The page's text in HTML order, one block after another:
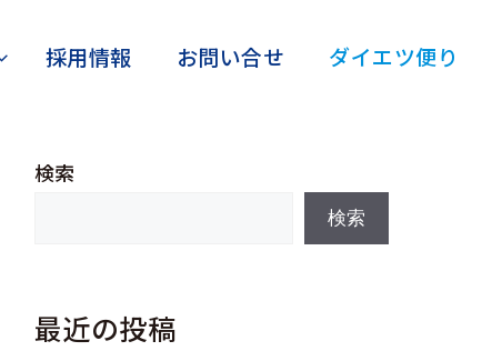
採用情報 お問い合せ ダイエツ便り
検索
検索
最近の投稿